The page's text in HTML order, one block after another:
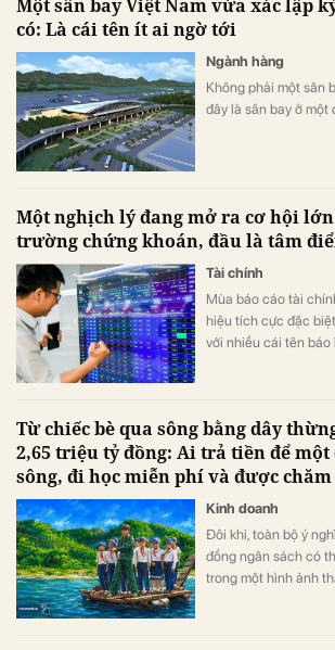
Một sân bay Việt Nam vừa xác lập
có: Là cái tên ít ai ngờ tới
Ngành hàng
Không phải một sân
đây là sân bay ở một
Một nghịch lý đang mở ra cơ hội
trường chứng khoán, đầu là tâm
Tài chính
Mùa báo cáo tài
hiệu tích cực đặc
với nhiều cái tên báo
Từ chiếc bè qua sông bằng dây
2,65 triệu tỷ đồng: Ai trả tiền để
sông, đi học miễn phí và được
Kinh doanh
Đôi khi, toàn bộ ý
đồng ngân sách có
trong một hình ảnh